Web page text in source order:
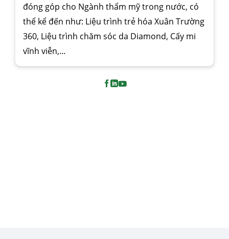
đóng góp cho Ngành thẩm mỹ trong nước, có
thể kể đến như: Liệu trình trẻ hóa Xuân Trường
360, Liệu trình chăm sóc da Diamond, Cấy mi
vĩnh viễn,...